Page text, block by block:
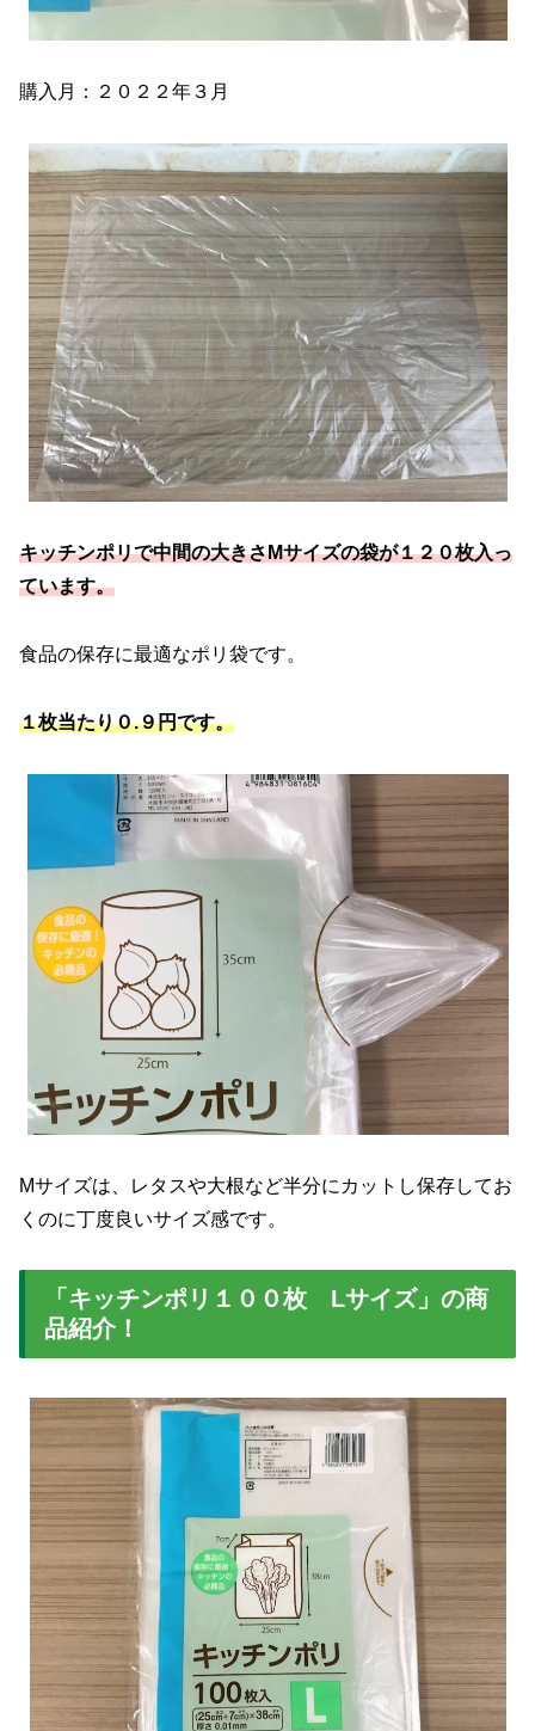
購入月：２０２２年３月
キッチンポリで中間の大きさMサイズの袋が１２０枚入っ
ています。
食品の保存に最適なポリ袋です。
１枚当たり０.９円です。
Mサイズは、レタスや大根など半分にカットし保存してお
くのに丁度良いサイズ感です。
「キッチンポリ１００枚 Lサイズ」の商
品紹介！